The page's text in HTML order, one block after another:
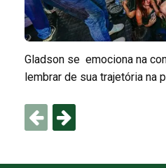
Gladson se emociona na
lembrar de sua trajetória na